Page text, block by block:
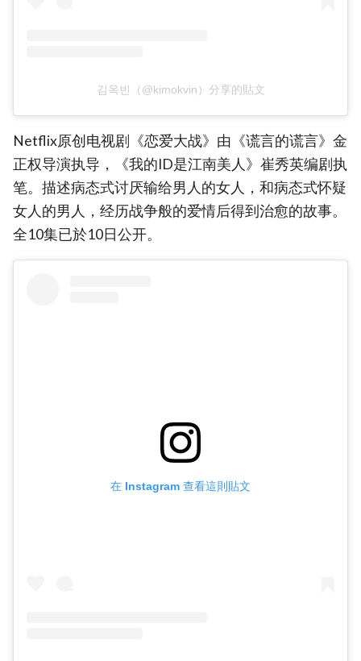
김옥빈（@kimokvin）分享的貼文
Netflix原创电视剧《恋爱大战》由《谎言的谎言》金
正权导演执导，《我的ID是江南美人》崔秀英编剧执
笔。描述病态式讨厌输给男人的女人，和病态式怀疑
女人的男人，经历战争般的爱情后得到治愈的故事。
全10集已於10日公开。
在 Instagram 查看這則貼文